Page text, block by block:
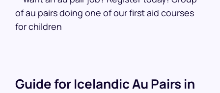
Guide for Icelandic Au Pairs in